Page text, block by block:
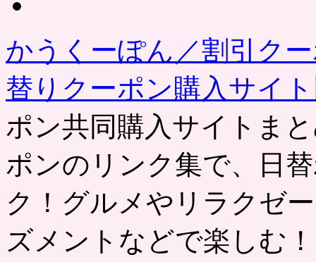
かうくーぽん／割引ク
替りクーポン購入サイ
ポン共同購入サイトま
ポンのリンク集で、日
ク！グルメやリラクゼ
ズメントなどで楽しむ